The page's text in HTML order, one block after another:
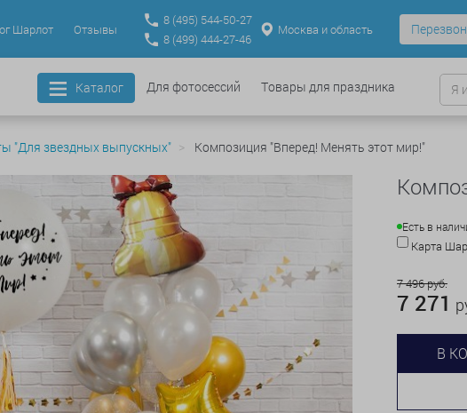
Шарлот Отзывы
8 (495) 544-50-27
8 (499) 444-27-46
Москва и область
Каталог Для фотосессий Товары для праздника
"Для звездных выпускных" Композиция "Вперед! Менять этот мир!"
Есть в
Карта
7 496 руб.
7 271
В